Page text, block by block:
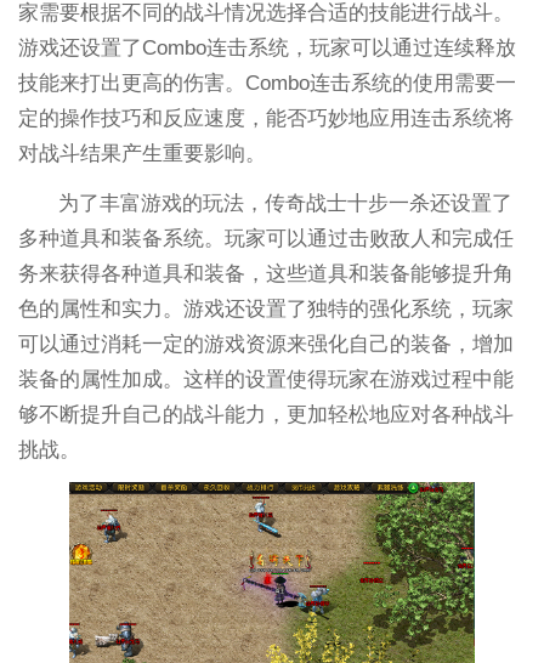
家需要根据不同的战斗情况选择合适的技能进行战斗。
游戏还设置了Combo连击系统，玩家可以通过连续释放
技能来打出更高的伤害。Combo连击系统的使用需要一
定的操作技巧和反应速度，能否巧妙地应用连击系统将
对战斗结果产生重要影响。
为了丰富游戏的玩法，传奇战士十步一杀还设置了
多种道具和装备系统。玩家可以通过击败敌人和完成任
务来获得各种道具和装备，这些道具和装备能够提升角
色的属性和实力。游戏还设置了独特的强化系统，玩家
可以通过消耗一定的游戏资源来强化自己的装备，增加
装备的属性加成。这样的设置使得玩家在游戏过程中能
够不断提升自己的战斗能力，更加轻松地应对各种战斗
挑战。